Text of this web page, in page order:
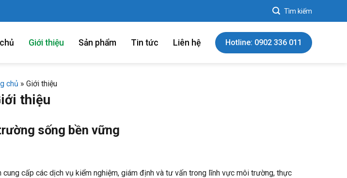
Giới thiệu Sản phẩm Tin tức Liên hệ Hotline: 0902 336 011
chủ » Giới thiệu
thiệu
sống bền vững
cấp các dịch vụ kiểm nghiệm, giám định và tư vấn trong lĩnh vực môi trường, thực